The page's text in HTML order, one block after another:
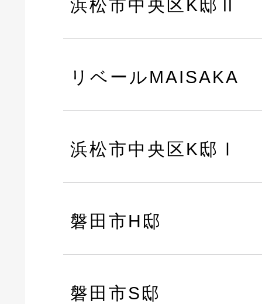
浜松市中央区K邸Ⅱ
リベールMAISAKA
浜松市中央区K邸Ⅰ
磐田市H邸
磐田市S邸